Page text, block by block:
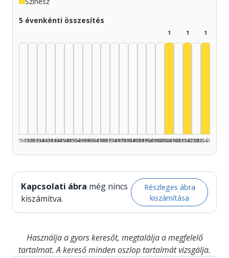
5 évenkénti összesítés
1925–1929
1930–1934
1935–1939
1940–1944
1945–1949
1950–1954
1955–1959
1960–1964
1965–1969
1970–1974
1975–1979
1980–1984
1985–1989
1990–1994
1995–1999
2000–2004
1
2005–2009
2010–2014
1
2015–2019
2020–2024
1
2025–2026
Kapcsolati ábra még nincs
kiszámítva.
Részleges ábra
kiszámítása
Használja a gyors keresőt, megtalálja a megfelelő
tartalmat. A kereső minden oszlop tartalmát vizsgálja.